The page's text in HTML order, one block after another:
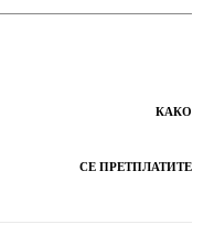
КАКО
СЕ ПРЕТПЛАТИТЕ